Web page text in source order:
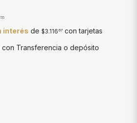
55
interés de$3.116 67 con tarjetas
Transferencia o depósito